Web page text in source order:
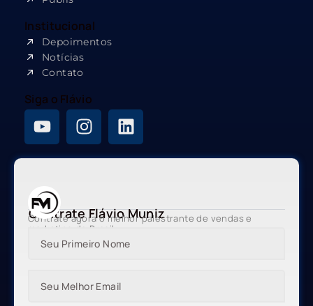
Institucional
Depoimentos
Notícias
Contato
Siga o Flávio
Contrate Flávio Muniz
Contrate agora o melhor palestrante de vendas e
marketing do Brasil